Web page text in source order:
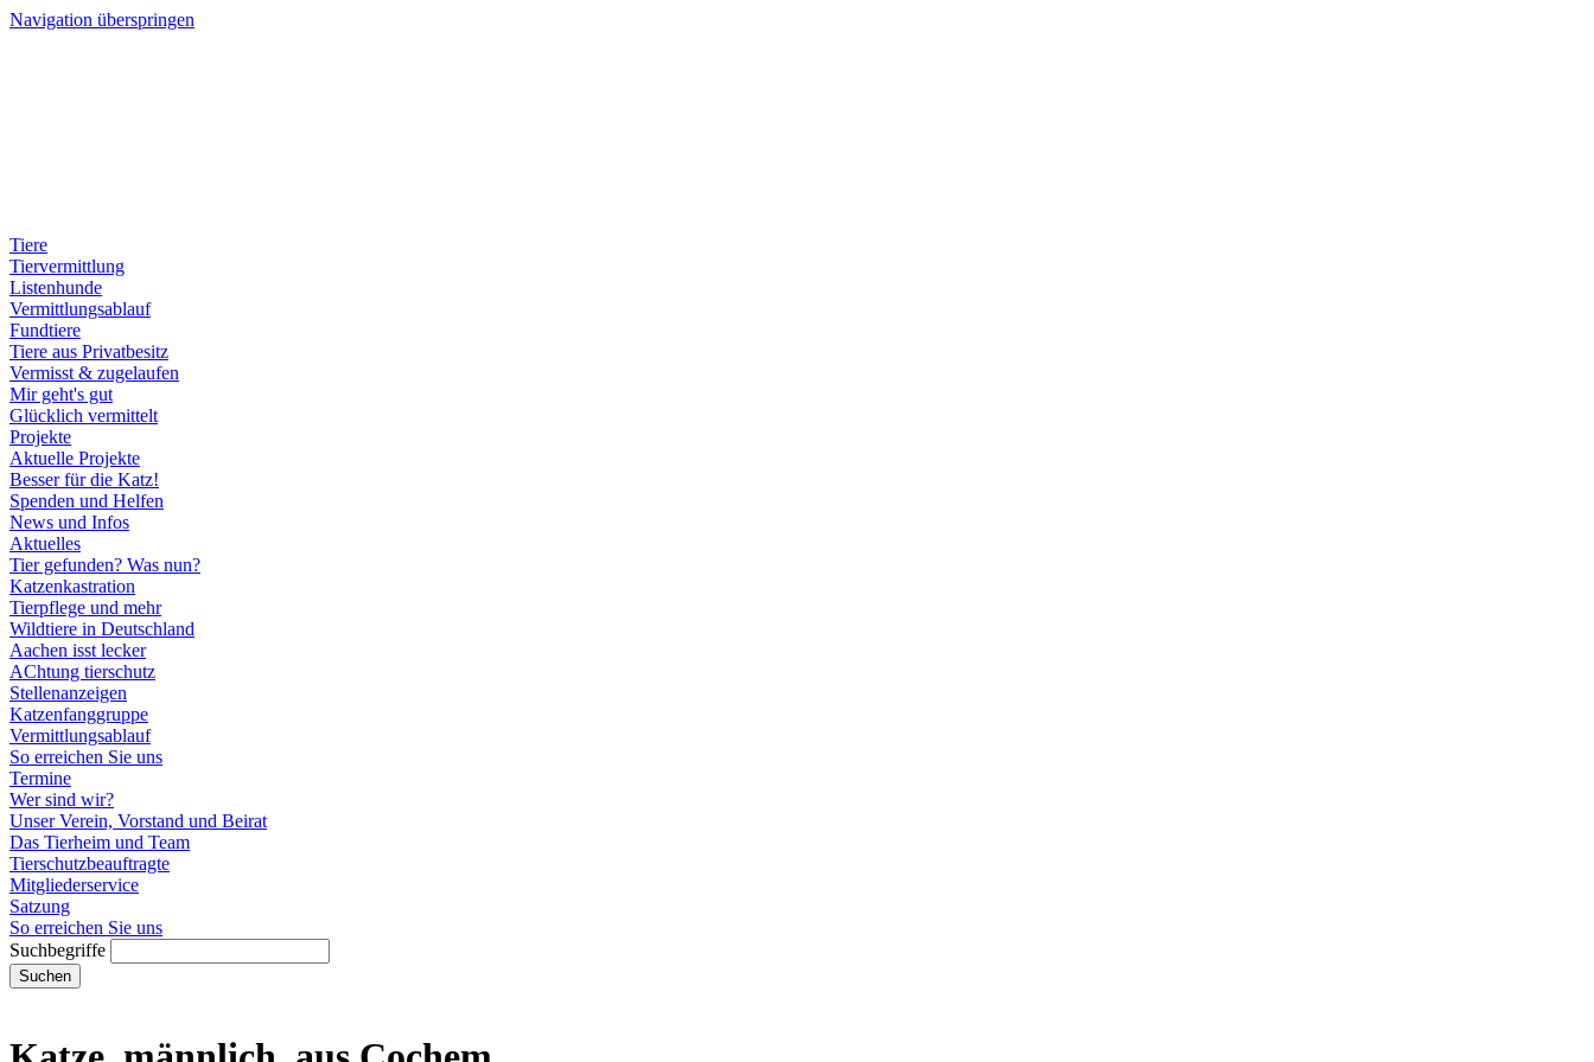
Navigation überspringen
Glücklich vermittelt
Projekte
Aktuelle Projekte
Besser für die Katz!
Spenden und Helfen
News und Infos
Aktuelles
Tier gefunden? Was nun?
Katzenkastration
Tierpflege und mehr
Wildtiere in Deutschland
Aachen isst lecker
AChtung tierschutz
Stellenanzeigen
Katzenfanggruppe
Vermittlungsablauf
So erreichen Sie uns
Termine
Wer sind wir?
Unser Verein, Vorstand und Beirat
Das Tierheim und Team
Tierschutzbeauftragte
Mitgliederservice
Satzung
So erreichen Sie uns
Suchbegriffe
Suchen
Katze, männlich, aus Cochem
10.05.2026